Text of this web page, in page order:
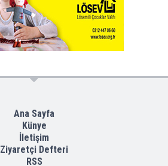
Ana Sayfa
Künye
İletişim
Ziyaretçi Defteri
RSS